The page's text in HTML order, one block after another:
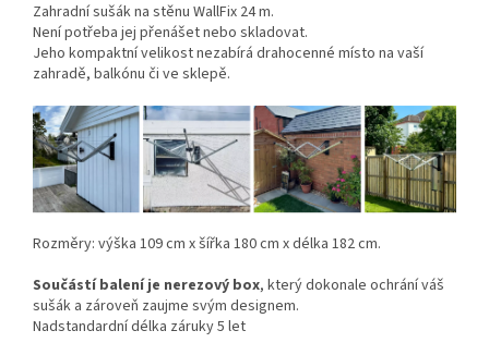
Zahradní sušák na stěnu WallFix 24 m.
Není potřeba jej přenášet nebo skladovat.
Jeho kompaktní velikost nezabírá drahocenné místo na vaší
zahradě, balkónu či ve sklepě.
Rozměry: výška 109 cm x šířka 180 cm x délka 182 cm.
Součástí balení je nerezový box, který dokonale ochrání váš
sušák a zároveň zaujme svým designem.
Nadstandardní délka záruky 5 let